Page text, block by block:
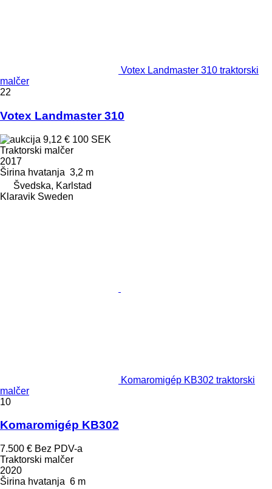
Votex Landmaster 310 traktorski
malčer
22
Votex Landmaster 310
9,12 € 100 SEK
Traktorski malčer
2017
Širina hvatanja 3,2 m
Švedska, Karlstad
Klaravik Sweden
Komaromigép KB302 traktorski
malčer
10
Komaromigép KB302
7.500 € Bez PDV-a
Traktorski malčer
2020
Širina hvatanja 6 m